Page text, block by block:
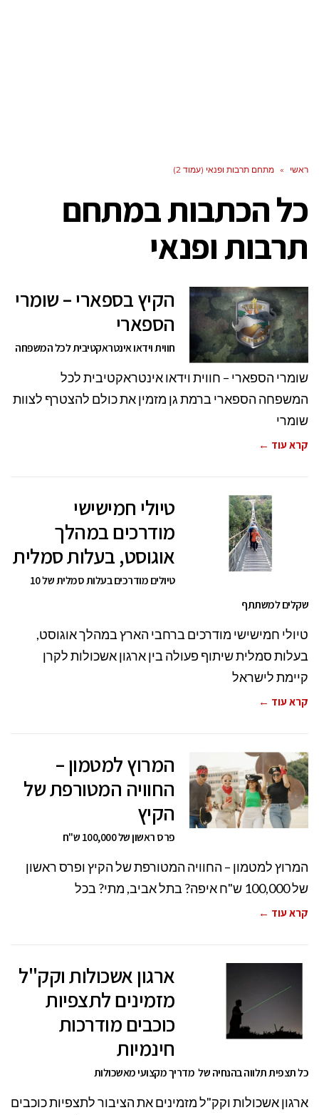
ראשי » מתחם תרבות ופנאי (עמוד 2)
כל הכתבות במתחם
תרבות ופנאי
הקיץ בספארי – שומרי
הספארי
חווית וידאו אינטראקטיבית לכל המשפחה
שומרי הספארי – חווית וידאו אינטראקטיבית לכל
המשפחה הספארי ברמת גן מזמין את כולם להצטרף לצוות
שומרי
קרא עוד ←
טיולי חמישישי
מודרכים במהלך
אוגוסט, בעלות סמלית
טיולים מודרכים בעלות סמלית של 10
שקלים למשתתף
טיולי חמישישי מודרכים ברחבי הארץ במהלך אוגוסט,
בעלות סמלית שיתוף פעולה בין ארגון אשכולות לקרן
קיימת לישראל
קרא עוד ←
המרוץ למטמון –
החוויה המטורפת של
הקיץ
פרס ראשון של 100,000 ש"ח
המרוץ למטמון – החוויה המטורפת של הקיץ ופרס ראשון
של 100,000 ש"ח איפה? בתל אביב, מתי? בכל
קרא עוד ←
ארגון אשכולות וקק"ל
מזמינים לתצפיות
כוכבים מודרכות
חינמיות
כל תצפית תלווה בהנחיה של מדריך מקצועי מאשכולות
ארגון אשכולות וקק"ל מזמינים את הציבור לתצפיות כוכבים